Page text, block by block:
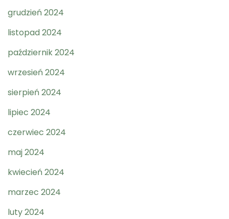
grudzień 2024
listopad 2024
październik 2024
wrzesień 2024
sierpień 2024
lipiec 2024
czerwiec 2024
maj 2024
kwiecień 2024
marzec 2024
luty 2024